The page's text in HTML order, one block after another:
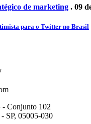
de marketing . 09
para o Twitter no Brasil
- Conjunto 102
SP, 05005-030